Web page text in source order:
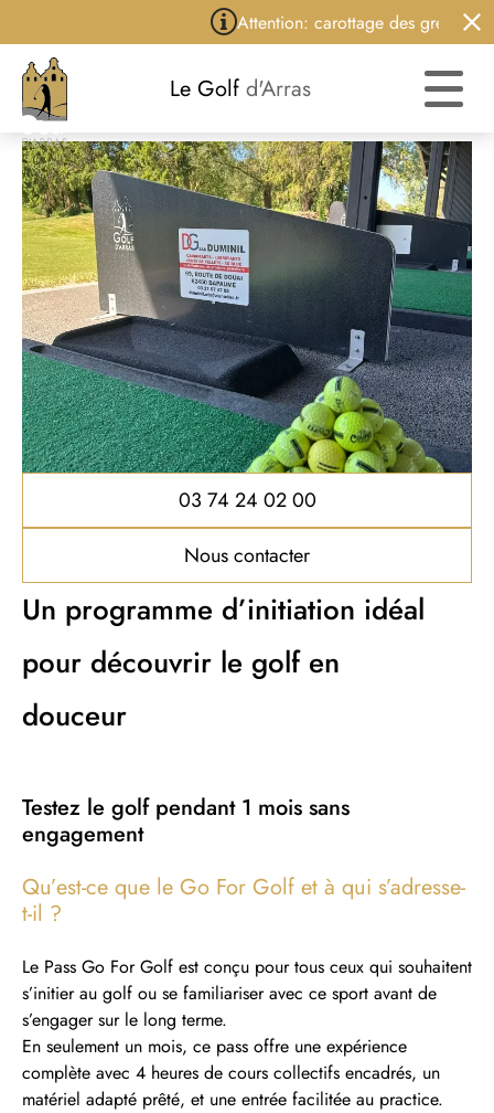
Attention: carottage des greens du
Le Golfd'Arras
Pass Go For Golf
03 74 24 02 00
Nous contacter
Un programme d’initiation idéal
pour découvrir le golf en
douceur
Testez le golf pendant 1 mois sans
engagement
Qu’est-ce que le Go For Golf et à qui s’adresse-
t-il ?
Le Pass Go For Golf est conçu pour tous ceux qui souhaitent
s’initier au golf ou se familiariser avec ce sport avant de
s’engager sur le long terme.
En seulement un mois, ce pass offre une expérience
complète avec 4 heures de cours collectifs encadrés, un
matériel adapté prêté, et une entrée facilitée au practice.